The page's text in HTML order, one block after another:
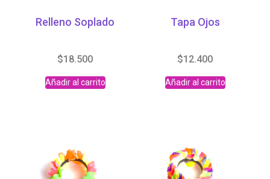
Relleno Soplado
$18.500
Añadir al carrito
Tapa Ojos
$12.400
Añadir al carrito